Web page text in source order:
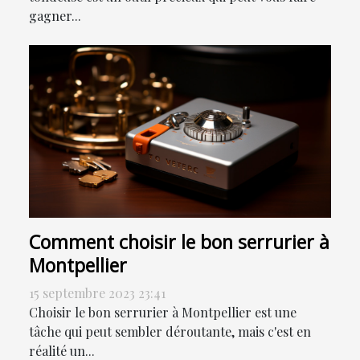
gagner...
Comment choisir le bon serrurier à
Montpellier
15 septembre 2023 23:41
Choisir le bon serrurier à Montpellier est une
tâche qui peut sembler déroutante, mais c'est en
réalité un...